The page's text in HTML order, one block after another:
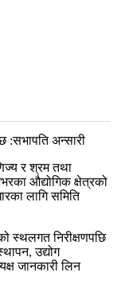
र श्रम तथा
औद्योगिक क्षेत्रको
लागि समिति
स्थलगत निरीक्षणपछि
उद्योग
जानकारी लिन